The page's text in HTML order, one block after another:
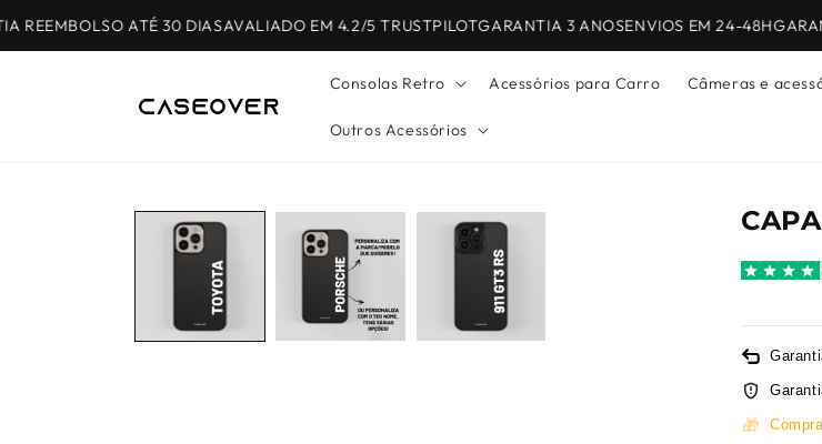
para o
REEMBOLSO ATÉ 30 DIASAVALIADO EM 4.2/5 TRUSTPILOTGARANTIA 3 ANOSENVIOS EM 24-48H
Consolas Retro Acessórios para Carro Câmeras e
Outros Acessórios
a
informação
do produto
🎁